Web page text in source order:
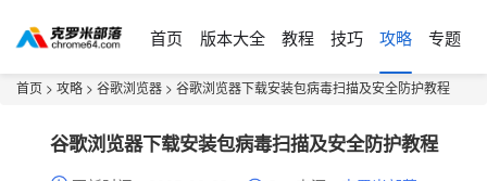
首页 版本大全 教程 技巧 攻略 专题
首页 > 攻略 > 谷歌浏览器 > 谷歌浏览器下载安装包病毒扫描及安全防护教程
谷歌浏览器下载安装包病毒扫描及安全防护教程